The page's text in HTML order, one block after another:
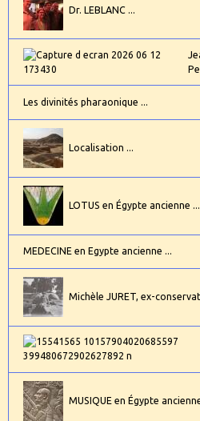
Dr. LEBLANC ...
Les divinités pharaonique ...
Localisation ...
LOTUS en Égypte ancienne ...
MEDECINE en Egypte ancienne ...
Michèle JURET, ex-
MUSIQUE en Égypte